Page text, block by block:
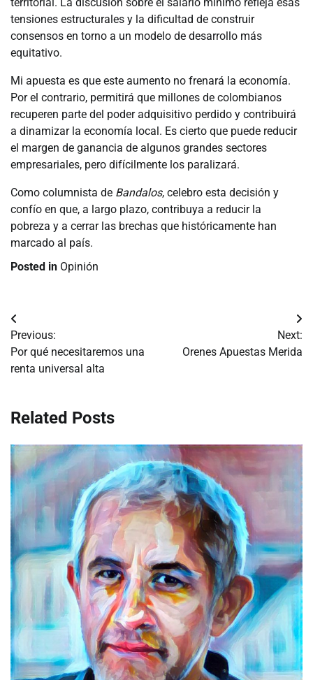
territorial. La discusión sobre el salario mínimo refleja esas
tensiones estructurales y la dificultad de construir
consensos en torno a un modelo de desarrollo más
equitativo.
Mi apuesta es que este aumento no frenará la economía.
Por el contrario, permitirá que millones de colombianos
recuperen parte del poder adquisitivo perdido y contribuirá
a dinamizar la economía local. Es cierto que puede reducir
el margen de ganancia de algunos grandes sectores
empresariales, pero difícilmente los paralizará.
Como columnista de Bandalos, celebro esta decisión y
confío en que, a largo plazo, contribuya a reducir la
pobreza y a cerrar las brechas que históricamente han
marcado al país.
Posted in Opinión
Navegación
de
entradas
Previous:
Por qué necesitaremos una
renta universal alta
Next:
Orenes Apuestas Merida
Related Posts